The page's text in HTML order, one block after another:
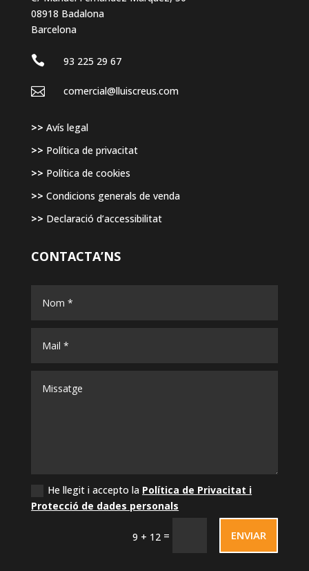
08918 Badalona
Barcelona
 93 225 29 67
 comercial@lluiscreus.com
>> Avís legal
>> Política de privacitat
>> Política de cookies
>> Condicions generals de venda
>> Declaració d’accessibilitat
CONTACTA’NS
He llegit i accepto la Política de Privacitat i
Protecció de dades personals
9 + 12 = ENVIAR